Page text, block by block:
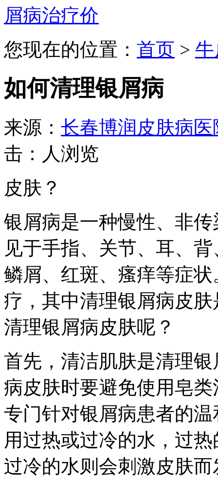
屑病治疗价
您现在的位置： 首页 >
如何清理银屑病
来源： 长春博润皮肤病医
击： 人浏览
皮肤？
银屑病是一种慢性、非
见于手指、关节、耳、
鳞屑、红斑、瘙痒等症
疗，其中清理银屑病皮
清理银屑病皮肤呢？
首先，清洁肌肤是清理
病皮肤时要避免使用皂
专门针对银屑病患者的
用过热或过冷的水，过
过冷的水则会刺激皮肤